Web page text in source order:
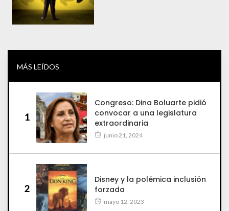
MÁS LEÍDOS
1
Congreso: Dina Boluarte pidió
convocar a una legislatura
extraordinaria
junio 21, 2024
2
Disney y la polémica inclusión
forzada
mayo 12, 2023